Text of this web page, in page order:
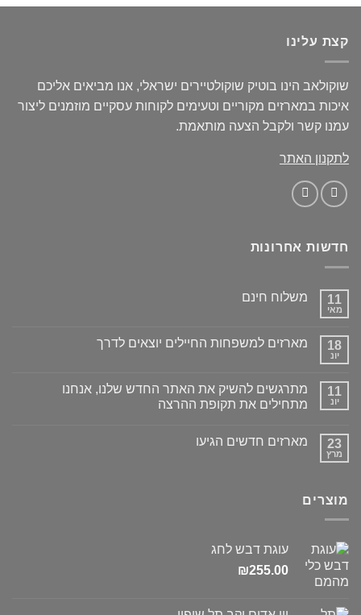
קצת עלינו
שוקולאב הינו בוטיק שוקולטיירים ישראלי, אנו מביאים אליכם
איכות במארזים מקוריים וטעימים לקוחות עסקיים מוזמנים ליצור
עמנו קשר ולקבל הצעה מותאמת.
לתקנון האתר
חדשות אחרונות
11
מאי
משלוח חינם
18
יונ
מארזים למשפחות החיילים יוצאים לדרך
11
יונ
מתרגשים להשיק את האתר החדש שלנו, אנחנו
מתחילים את תקופת ההרצה
23
מרץ
מארזים חדשים הגיעו
מוצרים
עוגת דבש לחג
₪255.00